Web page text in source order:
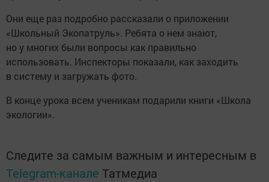
Они еще раз подробно рассказали о приложении
«Школьный Экопатруль». Ребята о нем знают,
но у многих были вопросы как правильно
использовать. Инспекторы показали, как заходить
в систему и загружать фото.
В конце урока всем ученикам подарили книги «Школа
экологии».
Следите за самым важным и интересным в
Telegram-канале Татмедиа